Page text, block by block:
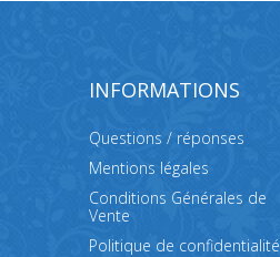
INFORMATIONS
Questions / réponses
Mentions légales
Conditions Générales de
Vente
Politique de confidentialité